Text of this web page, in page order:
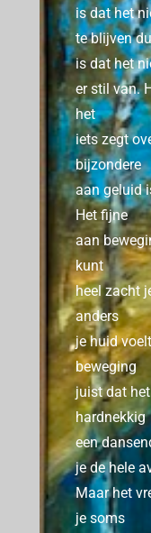
is dat het
te blijven
is dat het
er stil van.
het
iets zegt
bijzondere
aan geluid
Het fijne
aan
kunt
heel zacht
anders
je huid
beweging
juist dat
hardnekkig
een
je de hele
Maar het
je soms